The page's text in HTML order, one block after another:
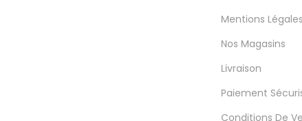
Mentions Légales
Nos Magasins
Livraison
Paiement
Conditions De